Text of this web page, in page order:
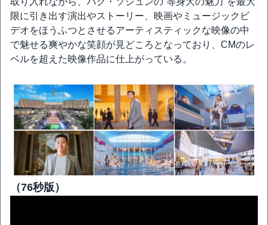
限に引き出す演出やストーリー、映画やミュージックビ
デオをほうふつとさせるアーティスティックな映像の中
で魅せる爽やかな笑顔が見どころとなっており、CMのレ
ベルを超えた映像作品に仕上がっている。
（76秒版）